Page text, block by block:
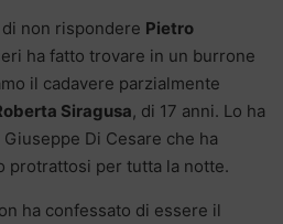
non rispondere Pietro
ha fatto trovare in un burrone
il cadavere parzialmente
Siragusa, di 17 anni. Lo ha
Di Cesare che ha
protrattosi per tutta la notte.
ha confessato di essere il